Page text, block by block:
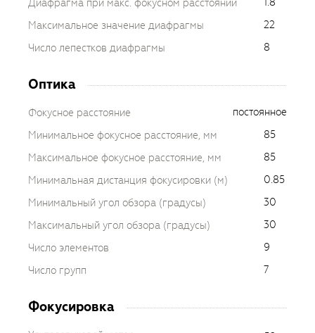
Диафрагма при макс. фокусном расстоянии
Максимальное значение диафрагмы
22
Число лепестков диафрагмы
8
Оптика
Фокусное расстояние
постоянное
Минимальное фокусное расстояние, мм
85
Максимальное фокусное расстояние, мм
85
Минимальная дистанция фокусировки (м)
0.85
Минимальный угол обзора (градусы)
30
Максимальный угол обзора (градусы)
30
Число элементов
9
Число групп
7
Фокусировка